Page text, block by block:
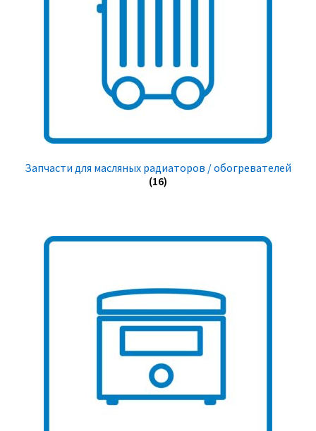
Запчасти для масляных радиаторов / обогревателей
(16)